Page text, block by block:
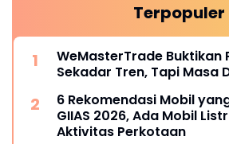
Terpopuler
WeMasterTrade Buktikan
Sekadar Tren, Tapi Masa
6 Rekomendasi Mobil
GIIAS 2026, Ada Mobil
Aktivitas Perkotaan